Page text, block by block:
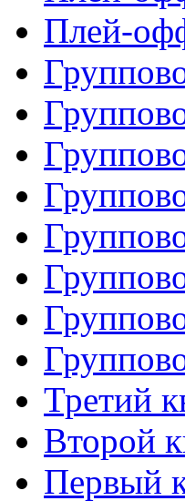
Плей-
Третий
Второй
Первый